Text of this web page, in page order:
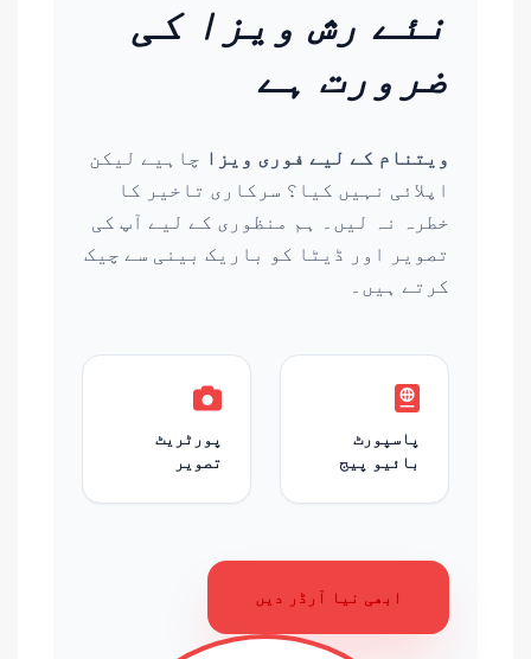
نئے رش ویزا کی
ضرورت ہے
ویتنام کے لیے فوری ویزا چاہیے لیکن
اپلائی نہیں کیا؟ سرکاری تاخیر کا
خطرہ نہ لیں۔ ہم منظوری کے لیے آپ کی
تصویر اور ڈیٹا کو باریک بینی سے چیک
کرتے ہیں۔
پاسپورٹ
بائیو پیج
پورٹریٹ
تصویر
ابھی نیا آرڈر دیں